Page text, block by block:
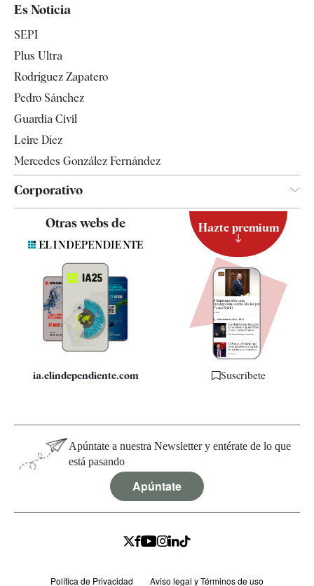
Televisión
Es Noticia
SEPI
Plus Ultra
Rodríguez Zapatero
Pedro Sánchez
Guardia Civil
Leire Díez
Mercedes González Fernández
Corporativo
Quiénes somos
Especificaciones
Otras webs de
ia.elindependiente.com
Hazte premium
Suscríbete
Apúntate a nuestra Newsletter y entérate de lo que
está pasando
Apúntate
Política de Privacidad Aviso legal y Términos de uso